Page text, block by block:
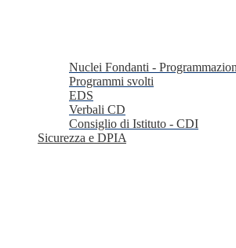
Nuclei Fondanti -
Programmi svolti
EDS
Verbali CD
Consiglio di Istituto - CDI
Sicurezza e DPIA